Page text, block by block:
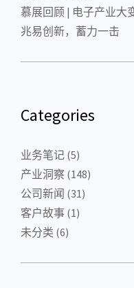
慕展回顾 | 电子产业大
兆易创新，蓄力一击
Categories
业务笔记 (5)
产业洞察 (148)
公司新闻 (31)
客户故事 (1)
未分类 (6)